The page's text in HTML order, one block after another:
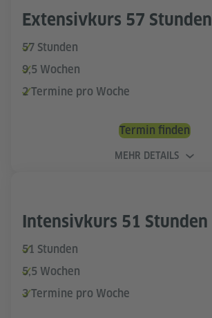
Extensivkurs 57 Stunden
57 Stunden
9,5 Wochen
2 Termine pro Woche
Termin finden
MEHR DETAILS
Intensivkurs 51 Stunden
51 Stunden
5,5 Wochen
3 Termine pro Woche